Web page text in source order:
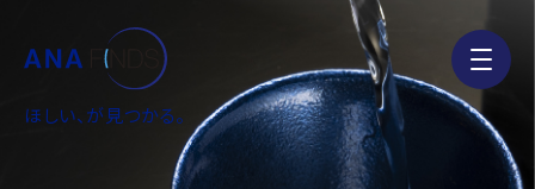
ほしい、が見つかる。